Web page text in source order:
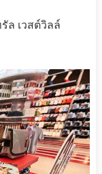
ล เวสต์วิลล์